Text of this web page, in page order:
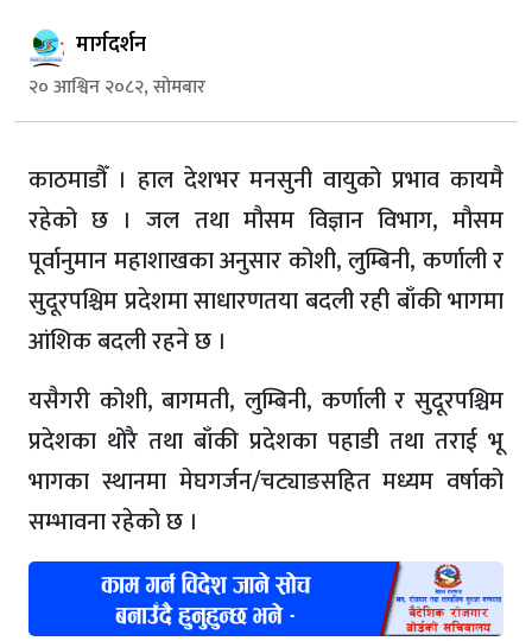
मार्गदर्शन
२० आश्विन २०८२, सोमबार
काठमाडौँ । हाल देशभर मनसुनी वायुको प्रभाव कायमै
रहेको छ । जल तथा मौसम विज्ञान विभाग, मौसम
पूर्वानुमान महाशाखका अनुसार कोशी, लुम्बिनी, कर्णाली र
सुदूरपश्चिम प्रदेशमा साधारणतया बदली रही बाँकी भागमा
आंशिक बदली रहने छ ।
यसैगरी कोशी, बागमती, लुम्बिनी, कर्णाली र सुदूरपश्चिम
प्रदेशका थोरै तथा बाँकी प्रदेशका पहाडी तथा तराई भू
भागका स्थानमा मेघगर्जन/चट्याङसहित मध्यम वर्षाको
सम्भावना रहेको छ ।